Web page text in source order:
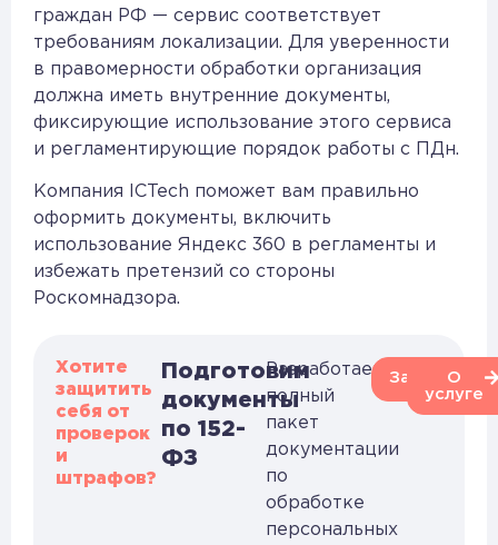
граждан РФ — сервис соответствует
требованиям локализации. Для уверенности
в правомерности обработки организация
должна иметь внутренние документы,
фиксирующие использование этого сервиса
и регламентирующие порядок работы с ПДн.
Компания ICTech поможет вам правильно
оформить документы, включить
использование Яндекс 360 в регламенты и
избежать претензий со стороны
Роскомнадзора.
Хотите
защитить
себя от
проверок
и
штрафов?
Подготовим
документы
по 152-
ФЗ
Разработаем
полный
пакет
документации
по
обработке
персональных
Заказать
О
услуге